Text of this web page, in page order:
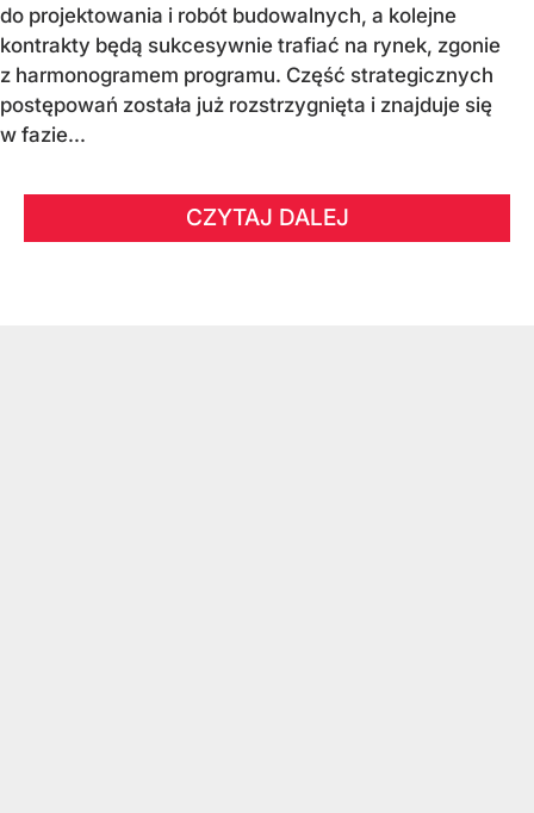
do projektowania i robót budowalnych, a kolejne
kontrakty będą sukcesywnie trafiać na rynek, zgonie
z harmonogramem programu. Część strategicznych
postępowań została już rozstrzygnięta i znajduje się
w fazie...
CZYTAJ DALEJ